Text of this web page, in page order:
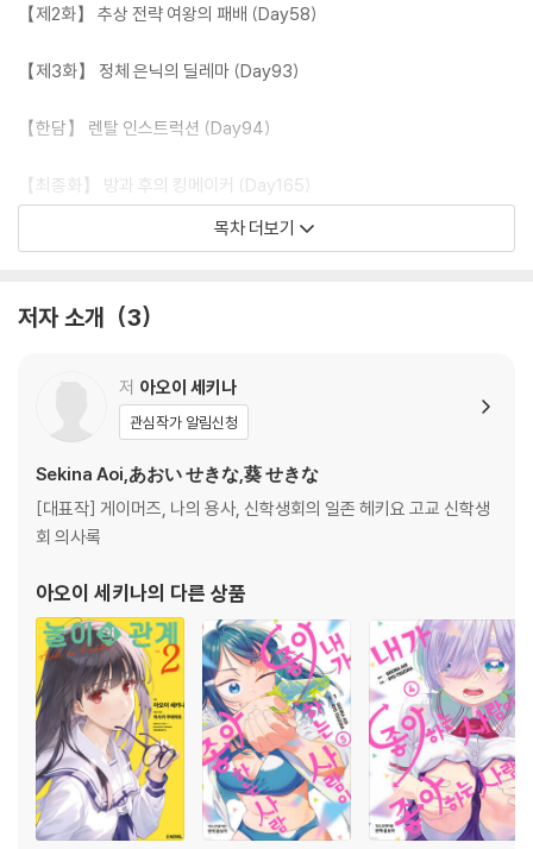
【제2화】 추상 전략 여왕의 패배 (Day58)
【제3화】 정체 은닉의 딜레마 (Day93)
【한담】 렌탈 인스트럭션 (Day94)
【최종화】 방과 후의 킹메이커 (Day165)
목차 더보기
저자 소개 3
저 아오이 세키나
관심작가 알림신청
Sekina Aoi,あおい せきな,葵 せきな
[대표작] 게이머즈, 나의 용사, 신학생회의 일존 헤키요 고교 신학생
회 의사록
아오이 세키나의 다른 상품